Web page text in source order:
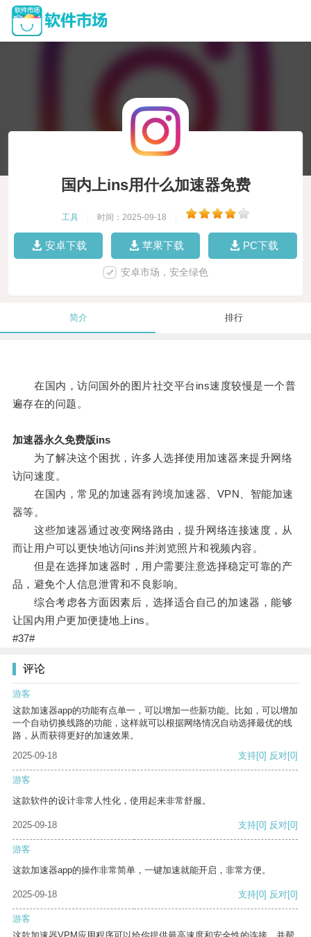
国内上ins用什么加速器免费
工具 时间：2025-09-18
安卓下载 苹果下载 PC下载
安卓市场，安全绿色
简介 排行
在国内，访问国外的图片社交平台ins速度较慢是一个普
遍存在的问题。
加速器永久免费版ins
为了解决这个困扰，许多人选择使用加速器来提升网络
访问速度。
在国内，常见的加速器有跨境加速器、VPN、智能加速
器等。
这些加速器通过改变网络路由，提升网络连接速度，从
而让用户可以更快地访问ins并浏览照片和视频内容。
但是在选择加速器时，用户需要注意选择稳定可靠的产
品，避免个人信息泄霄和不良影响。
综合考虑各方面因素后，选择适合自己的加速器，能够
让国内用户更加便捷地上ins。
#37#
评论
游客
这款加速器app的功能有点单一，可以增加一些新功能。比如，可以增加
一个自动切换线路的功能，这样就可以根据网络情况自动选择最优的线
路，从而获得更好的加速效果。
2025-09-18
支持[0] 反对[0]
游客
这款软件的设计非常人性化，使用起来非常舒服。
2025-09-18 支持[0] 反对[0]
游客
这款加速器app的操作非常简单，一键加速就能开启，非常方便。
2025-09-18 支持[0] 反对[0]
游客